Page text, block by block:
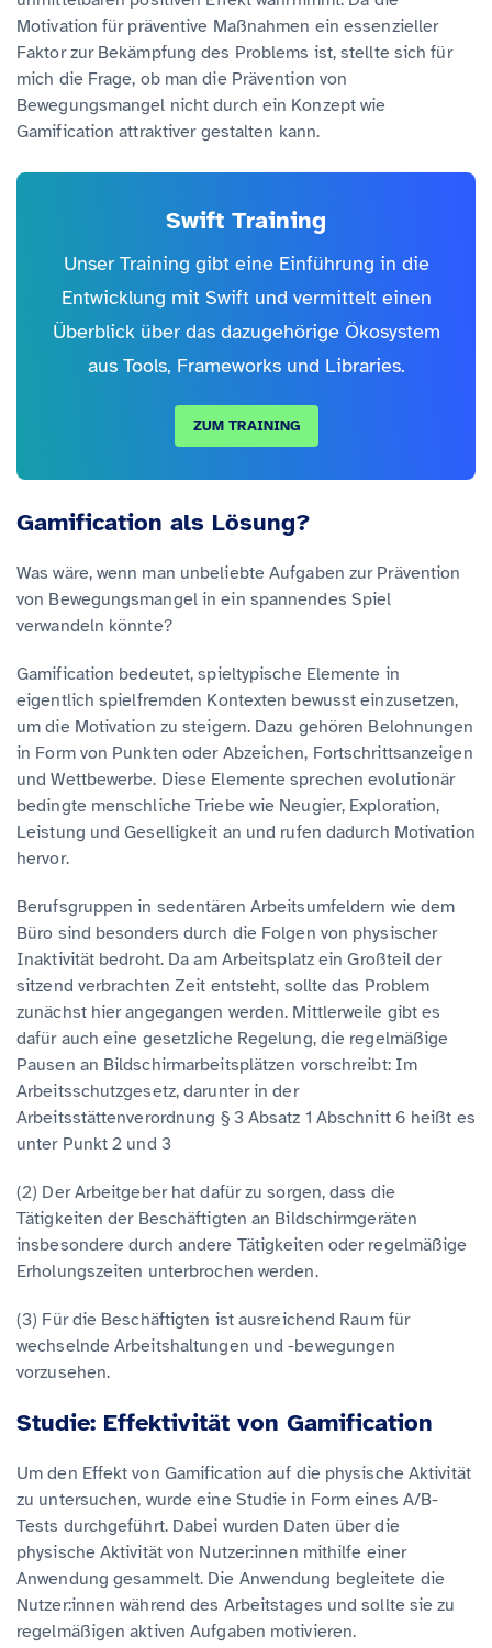
Motivation für präventive Maßnahmen ein essenzieller
Faktor zur Bekämpfung des Problems ist, stellte sich für
mich die Frage, ob man die Prävention von
Bewegungsmangel nicht durch ein Konzept wie
Gamification attraktiver gestalten kann.
Swift Training
Unser Training gibt eine Einführung in die
Entwicklung mit Swift und vermittelt einen
Überblick über das dazugehörige Ökosystem
aus Tools, Frameworks und Libraries.
ZUM TRAINING
Gamification als Lösung?
Was wäre, wenn man unbeliebte Aufgaben zur Prävention
von Bewegungsmangel in ein spannendes Spiel
verwandeln könnte?
Gamification bedeutet, spieltypische Elemente in
eigentlich spielfremden Kontexten bewusst einzusetzen,
um die Motivation zu steigern. Dazu gehören Belohnungen
in Form von Punkten oder Abzeichen, Fortschrittsanzeigen
und Wettbewerbe. Diese Elemente sprechen evolutionär
bedingte menschliche Triebe wie Neugier, Exploration,
Leistung und Geselligkeit an und rufen dadurch Motivation
hervor.
Berufsgruppen in sedentären Arbeitsumfeldern wie dem
Büro sind besonders durch die Folgen von physischer
Inaktivität bedroht. Da am Arbeitsplatz ein Großteil der
sitzend verbrachten Zeit entsteht, sollte das Problem
zunächst hier angegangen werden. Mittlerweile gibt es
dafür auch eine gesetzliche Regelung, die regelmäßige
Pausen an Bildschirmarbeitsplätzen vorschreibt: Im
Arbeitsschutzgesetz, darunter in der
Arbeitsstättenverordnung § 3 Absatz 1 Abschnitt 6 heißt es
unter Punkt 2 und 3
(2) Der Arbeitgeber hat dafür zu sorgen, dass die
Tätigkeiten der Beschäftigten an Bildschirmgeräten
insbesondere durch andere Tätigkeiten oder regelmäßige
Erholungszeiten unterbrochen werden.
(3) Für die Beschäftigten ist ausreichend Raum für
wechselnde Arbeitshaltungen und -bewegungen
vorzusehen.
Studie: Effektivität von Gamification
Um den Effekt von Gamification auf die physische Aktivität
zu untersuchen, wurde eine Studie in Form eines A/B-
Tests durchgeführt. Dabei wurden Daten über die
physische Aktivität von Nutzer:innen mithilfe einer
Anwendung gesammelt. Die Anwendung begleitete die
Nutzer:innen während des Arbeitstages und sollte sie zu
regelmäßigen aktiven Aufgaben motivieren.